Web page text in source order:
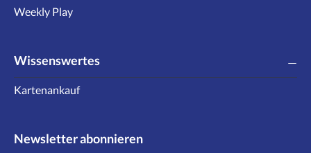
Weekly Play
Wissenswertes
Kartenankauf
Newsletter abonnieren